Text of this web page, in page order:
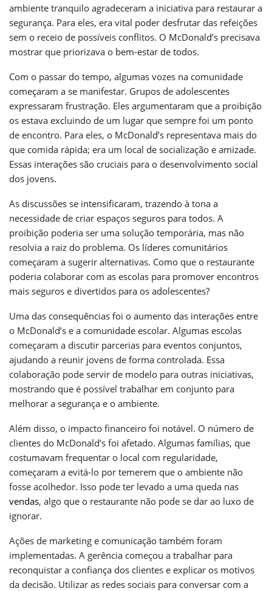
ambiente tranquilo agradeceram a iniciativa para restaurar a
segurança. Para eles, era vital poder desfrutar das refeições
sem o receio de possíveis conflitos. O McDonald’s precisava
mostrar que priorizava o bem-estar de todos.
Com o passar do tempo, algumas vozes na comunidade
começaram a se manifestar. Grupos de adolescentes
expressaram frustração. Eles argumentaram que a proibição
os estava excluindo de um lugar que sempre foi um ponto
de encontro. Para eles, o McDonald’s representava mais do
que comida rápida; era um local de socialização e amizade.
Essas interações são cruciais para o desenvolvimento social
dos jovens.
As discussões se intensificaram, trazendo à tona a
necessidade de criar espaços seguros para todos. A
proibição poderia ser uma solução temporária, mas não
resolvia a raiz do problema. Os líderes comunitários
começaram a sugerir alternativas. Como que o restaurante
poderia colaborar com as escolas para promover encontros
mais seguros e divertidos para os adolescentes?
Uma das consequências foi o aumento das interações entre
o McDonald’s e a comunidade escolar. Algumas escolas
começaram a discutir parcerias para eventos conjuntos,
ajudando a reunir jovens de forma controlada. Essa
colaboração pode servir de modelo para outras iniciativas,
mostrando que é possível trabalhar em conjunto para
melhorar a segurança e o ambiente.
Além disso, o impacto financeiro foi notável. O número de
clientes do McDonald’s foi afetado. Algumas famílias, que
costumavam frequentar o local com regularidade,
começaram a evitá-lo por temerem que o ambiente não
fosse acolhedor. Isso pode ter levado a uma queda nas
vendas, algo que o restaurante não pode se dar ao luxo de
ignorar.
Ações de marketing e comunicação também foram
implementadas. A gerência começou a trabalhar para
reconquistar a confiança dos clientes e explicar os motivos
da decisão. Utilizar as redes sociais para conversar com a